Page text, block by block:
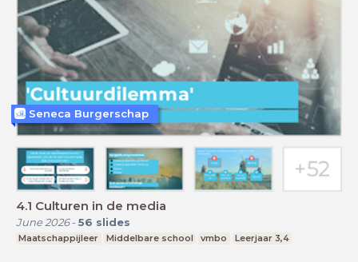
4.1 Culturen in de media
June 2026- 56 slides
Maatschappijleer Middelbare school vmbo Leerjaar 3,4
Seneca Burgerschap